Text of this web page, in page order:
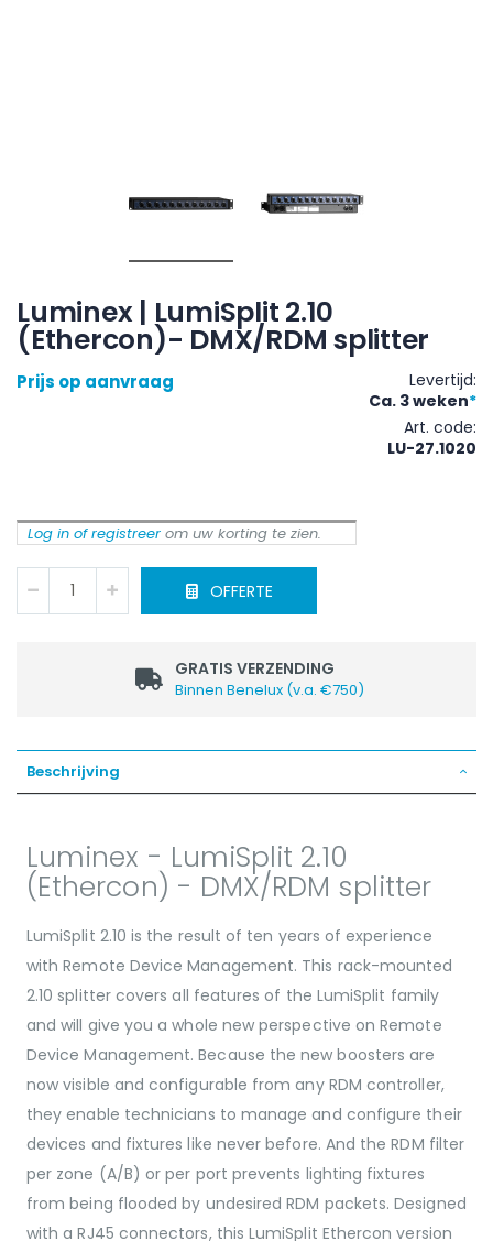
Luminex | LumiSplit 2.10
(Ethercon)- DMX/RDM splitter
Prijs op aanvraag
Levertijd:
Ca. 3 weken*
Art. code
LU-27.1020
Log in of registreer om uw korting te zien.
OFFERTE
GRATIS VERZENDING
Binnen Benelux (v.a. €750)
Beschrijving
Luminex - LumiSplit 2.10
(Ethercon) - DMX/RDM splitter
LumiSplit 2.10 is the result of ten years of experience
with Remote Device Management. This rack-mounted
2.10 splitter covers all features of the LumiSplit family
and will give you a whole new perspective on Remote
Device Management. Because the new boosters are
now visible and configurable from any RDM controller,
they enable technicians to manage and configure their
devices and fixtures like never before. And the RDM filter
per zone (A/B) or per port prevents lighting fixtures
from being flooded by undesired RDM packets. Designed
with a RJ45 connectors, this LumiSplit Ethercon version